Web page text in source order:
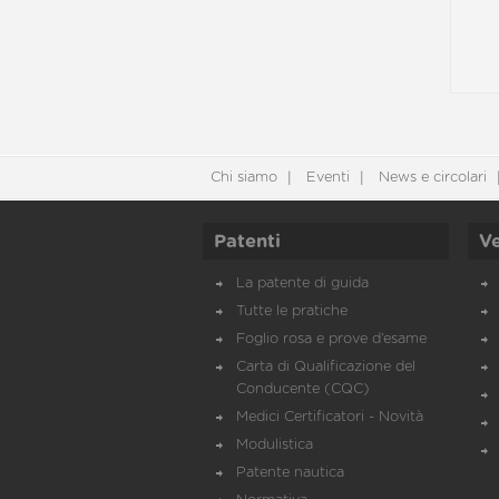
Chi siamo Eventi News e circolari
Patenti
La patente di guida
Tutte le pratiche
Foglio rosa e prove d’esame
Carta di Qualificazione del
Conducente (CQC)
Medici Certificatori - Novità
Modulistica
Patente nautica